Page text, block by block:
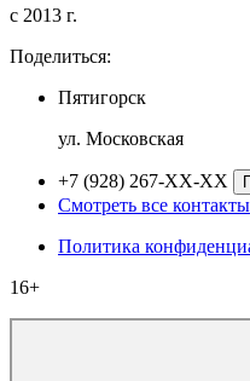
c 2013 г.
Поделиться:
Пятигорск
ул. Московская
+7 (928) 267-XX-XX
Смотреть все контакты
Политика
16+